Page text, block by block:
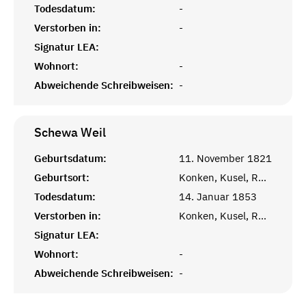
Todesdatum:
-
Verstorben in:
-
Signatur LEA:
Wohnort:
-
Abweichende Schreibweisen: -
SchewaWeil
Geburtsdatum:
11. November 1821
Geburtsort:
Konken, Kusel, Rheinprovinz
Todesdatum:
14. Januar 1853
Verstorben in:
Konken, Kusel, Rheinprovinz
Signatur LEA:
Wohnort:
-
Abweichende Schreibweisen: -